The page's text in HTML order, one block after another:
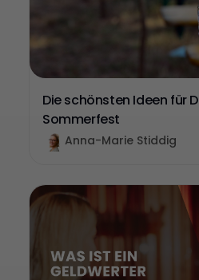
Die schönsten Ideen für
Sommerfest
Anna-Marie Stiddig